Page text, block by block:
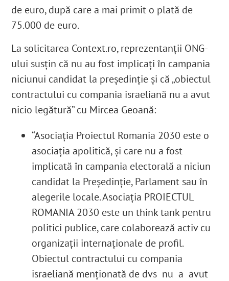
de euro, după care a mai primit o plată de
75.000 de euro.
La solicitarea Context.ro, reprezentanții ONG-
ului susțin că nu au fost implicați în campania
niciunui candidat la președinție și că „obiectul
contractului cu compania israeliană nu a avut
nicio legătură” cu Mircea Geoană:
“Asociația Proiectul Romania 2030 este o
asociația apolitică, și care nu a fost
implicată în campania electorală a niciun
candidat la Președinție, Parlament sau în
alegerile locale. Asociația PROIECTUL
ROMANIA 2030 este un think tank pentru
politici publice, care colaborează activ cu
organizații internaționale de profil.
Obiectul contractului cu compania
israeliană menționată de dvs nu a avut